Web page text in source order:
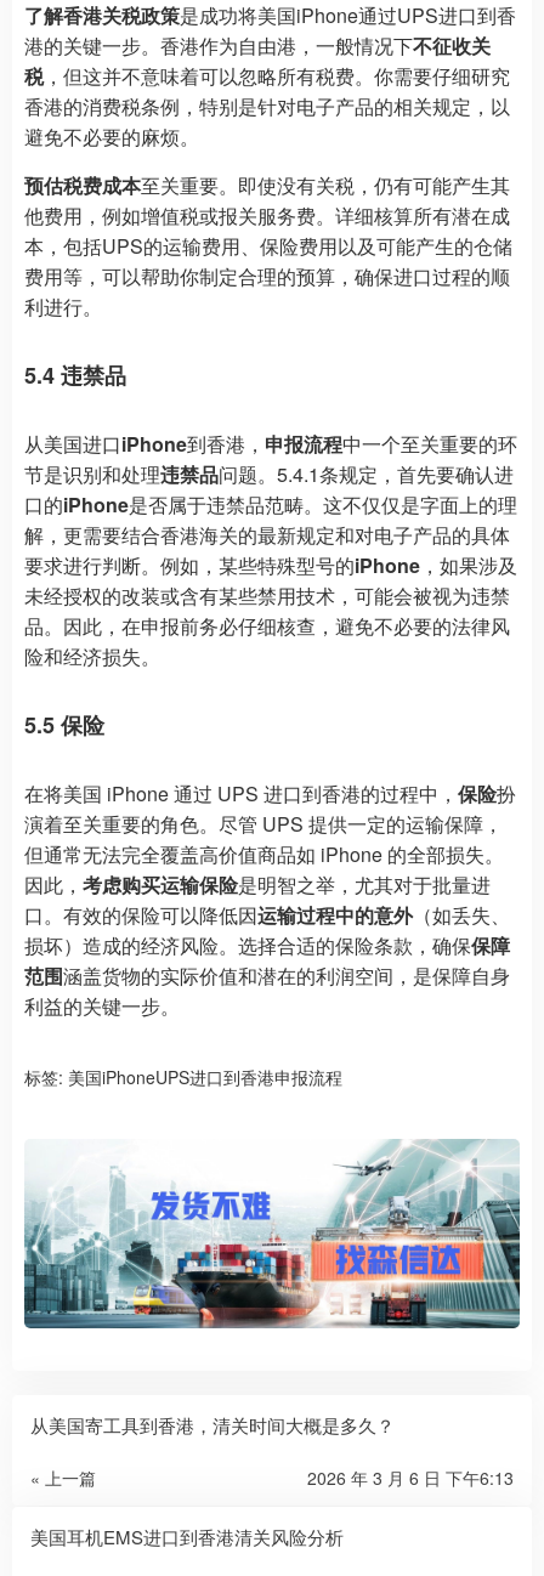
了解香港关税政策是成功将美国iPhone通过UPS进口到香
港的关键一步。香港作为自由港，一般情况下不征收关
税，但这并不意味着可以忽略所有税费。你需要仔细研究
香港的消费税条例，特别是针对电子产品的相关规定，以
避免不必要的麻烦。
预估税费成本至关重要。即使没有关税，仍有可能产生其
他费用，例如增值税或报关服务费。详细核算所有潜在成
本，包括UPS的运输费用、保险费用以及可能产生的仓储
费用等，可以帮助你制定合理的预算，确保进口过程的顺
利进行。
5.4 违禁品
从美国进口iPhone到香港， 申报流程中一个至关重要的环
节是识别和处理违禁品问题。5.4.1条规定，首先要确认进
口的iPhone是否属于违禁品范畴。这不仅仅是字面上的理
解，更需要结合香港海关的最新规定和对电子产品的具体
要求进行判断。例如，某些特殊型号的iPhone ，如果涉及
未经授权的改装或含有某些禁用技术，可能会被视为违禁
品。因此，在申报前务必仔细核查，避免不必要的法律风
险和经济损失。
5.5 保险
在将美国 iPhone 通过 UPS 进口到香港的过程中， 保险扮
演着至关重要的角色。尽管 UPS 提供一定的运输保障，
但通常无法完全覆盖高价值商品如 iPhone 的全部损失。
因此， 考虑购买运输保险是明智之举，尤其对于批量进
口。有效的保险可以降低因运输过程中的意外（如丢失、
损坏）造成的经济风险。选择合适的保险条款，确保保障
范围涵盖货物的实际价值和潜在的利润空间，是保障自身
利益的关键一步。
标签: 美国iPhoneUPS进口到香港申报流程
从美国寄工具到香港，清关时间大概是多久？
« 上一篇 2026 年 3 月 6 日 下午6:13
美国耳机EMS进口到香港清关风险分析